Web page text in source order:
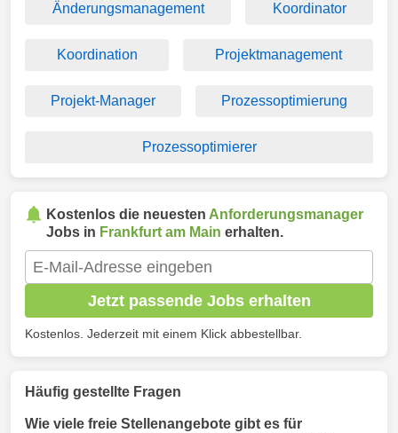
Änderungsmanagement Koordinator
Koordination Projektmanagement
Projekt-Manager Prozessoptimierung
Prozessoptimierer
Kostenlos die neuesten Anforderungsmanager
Jobs in Frankfurt am Main erhalten.
Jetzt passende Jobs erhalten
Kostenlos. Jederzeit mit einem Klick abbestellbar.
Häufig gestellte Fragen
Wie viele freie Stellenangebote gibt es für